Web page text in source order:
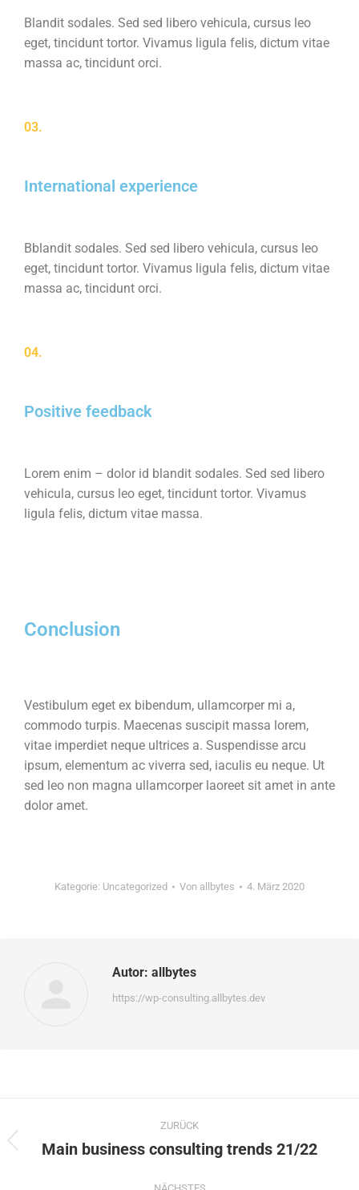
Blandit sodales. Sed sed libero vehicula, cursus leo
eget, tincidunt tortor. Vivamus ligula felis, dictum vitae
massa ac, tincidunt orci.
03.
International experience
Bblandit sodales. Sed sed libero vehicula, cursus leo
eget, tincidunt tortor. Vivamus ligula felis, dictum vitae
massa ac, tincidunt orci.
04.
Positive feedback
Lorem enim – dolor id blandit sodales. Sed sed libero
vehicula, cursus leo eget, tincidunt tortor. Vivamus
ligula felis, dictum vitae massa.
Conclusion
Vestibulum eget ex bibendum, ullamcorper mi a,
commodo turpis. Maecenas suscipit massa lorem,
vitae imperdiet neque ultrices a. Suspendisse arcu
ipsum, elementum ac viverra sed, iaculis eu neque. Ut
sed leo non magna ullamcorper laoreet sit amet in ante
dolor amet.
Kategorie: Uncategorized Von allbytes 4. März 2020
Autor: allbytes
https://wp-consulting.allbytes.dev
ZURÜCK
Main business consulting trends 21/22